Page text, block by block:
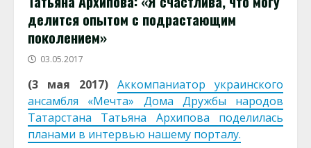
делится опытом с подрастающим
поколением»
03.05.2017
(3 мая 2017) Аккомпаниатор украинского
ансамбля «Мечта» Дома Дружбы народов
Татарстана Татьяна Архипова поделилась
планами в интервью нашему порталу.